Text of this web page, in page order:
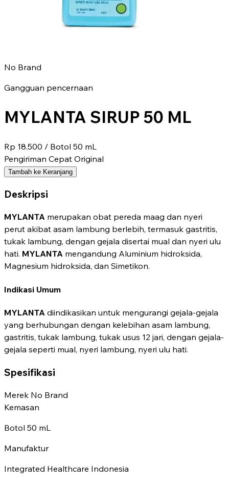
No Brand
Gangguan pencernaan
MYLANTA SIRUP 50 ML
Rp 18.500 / Botol 50 mL
Pengiriman Cepat Original
Tambah ke Keranjang
Deskripsi
MYLANTA merupakan obat pereda maag dan nyeri
perut akibat asam lambung berlebih, termasuk gastritis,
tukak lambung, dengan gejala disertai mual dan nyeri ulu
hati. MYLANTA mengandung Aluminium hidroksida,
Magnesium hidroksida, dan Simetikon.
Indikasi Umum
MYLANTA diindikasikan untuk mengurangi gejala-gejala
yang berhubungan dengan kelebihan asam lambung,
gastritis, tukak lambung, tukak usus 12 jari, dengan gejala-
gejala seperti mual, nyeri lambung, nyeri ulu hati.
Spesifikasi
Merek No Brand
Kemasan
Botol 50 mL
Manufaktur
Integrated Healthcare Indonesia